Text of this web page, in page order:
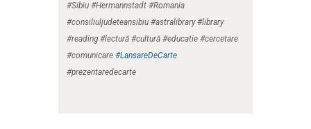
#Sibiu #Hermannstadt #Romania
#consiliuljudeteansibiu #astralibrary #library
#reading #lectură #cultură #educatie #cercetare
#comunicare #LansareDeCarte
#prezentaredecarte